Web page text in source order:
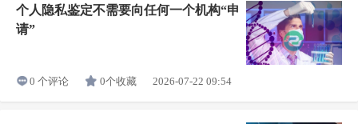
个人隐私鉴定不需要向任何一个机构“申
请”
0 个评论 0个收藏 2026-07-22 09:54